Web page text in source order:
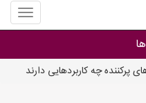
منوی
سایت
چسب
چه کاربردهایی دارند